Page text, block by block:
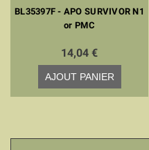
BL35397F - APO SURVIVOR N1
or PMC
14,04 €
AJOUT PANIER